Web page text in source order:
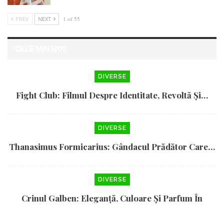
PREV NEXT 1 of 55
DIVERSE
Fight Club: Filmul Despre Identitate, Revoltă Și…
DIVERSE
Thanasimus Formicarius: Gândacul Prădător Care…
DIVERSE
Crinul Galben: Eleganță, Culoare Și Parfum În